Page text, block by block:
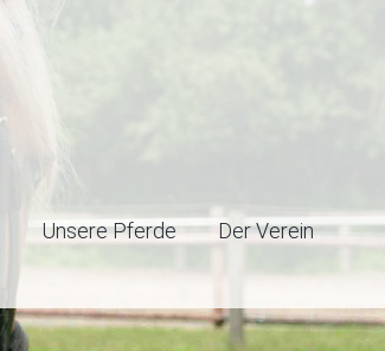
Unsere Pferde Der Verein